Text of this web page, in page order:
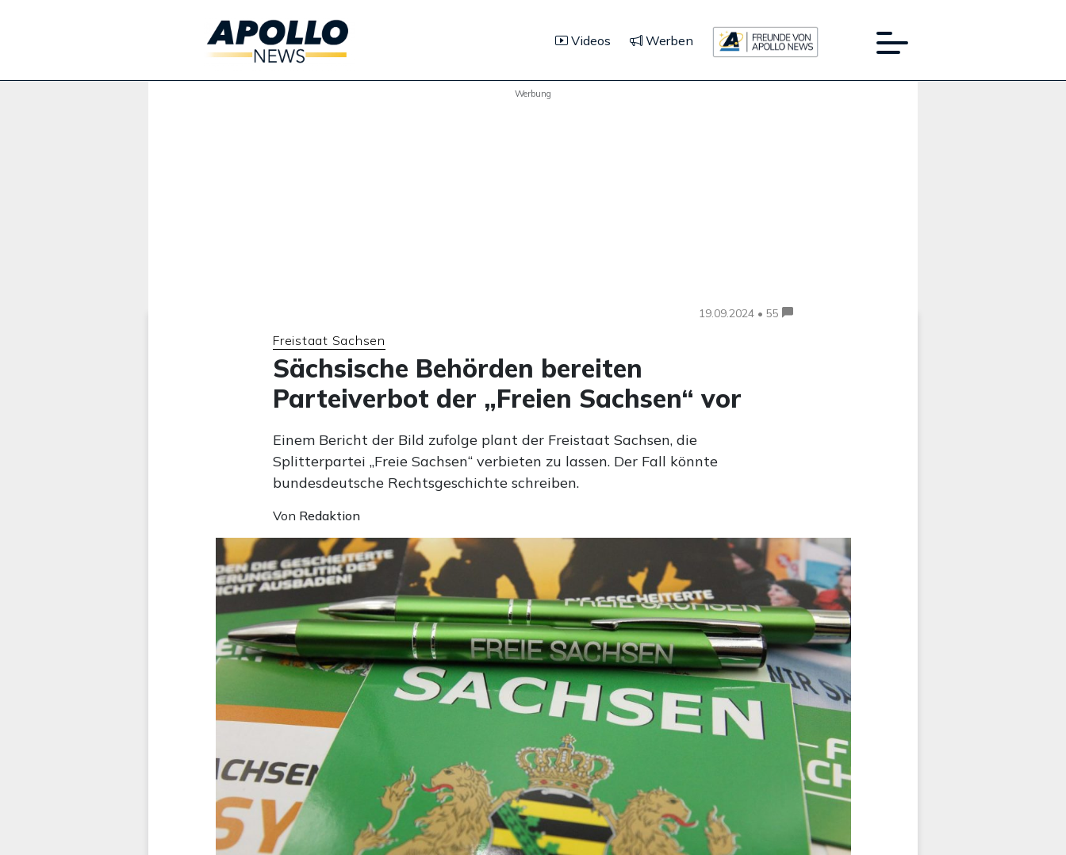
Videos Werben
Werbung
19.09.2024 • 55
Freistaat Sachsen
Sächsische Behörden bereiten
Parteiverbot der „Freien Sachsen“ vor
Einem Bericht der Bild zufolge plant der Freistaat Sachsen, die
Splitterpartei „Freie Sachsen“ verbieten zu lassen. Der Fall könnte
bundesdeutsche Rechtsgeschichte schreiben.
Von Redaktion